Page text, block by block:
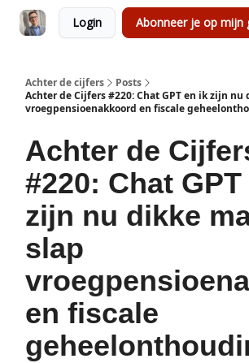
Login Abonneer je op mijn
Achter de cijfers
Posts
Achter de Cijfers #220: Chat GPT en ik zijn
vroegpensioenakkoord en fiscale
Achter de
#220: Chat
zijn nu dikke
slap
en fiscale